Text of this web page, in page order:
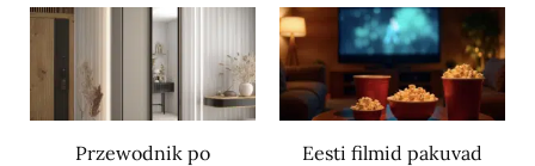
Przewodnik po
Eesti filmid pakuvad